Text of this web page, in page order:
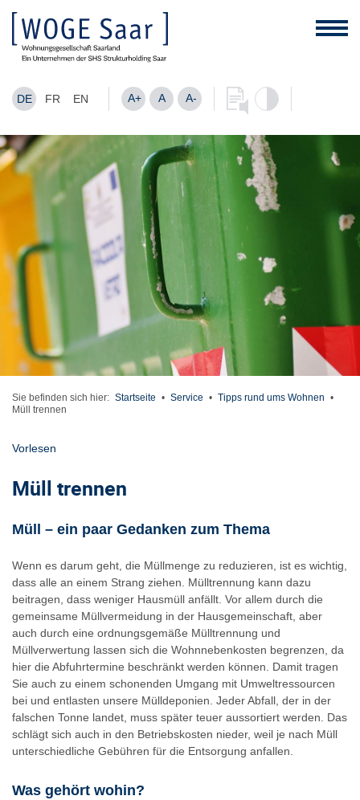
DE FR EN A+ A A-
Sie befinden sich hier: Startseite • Service • Tipps rund ums Wohnen •
Müll trennen
Vorlesen
Müll trennen
Müll – ein paar Gedanken zum Thema
Wenn es darum geht, die Müllmenge zu reduzieren, ist es wichtig,
dass alle an einem Strang ziehen. Mülltrennung kann dazu
beitragen, dass weniger Hausmüll anfällt. Vor allem durch die
gemeinsame Müllvermeidung in der Hausgemeinschaft, aber
auch durch eine ordnungsgemäße Mülltrennung und
Müllverwertung lassen sich die Wohnnebenkosten begrenzen, da
hier die Abfuhrtermine beschränkt werden können. Damit tragen
Sie auch zu einem schonenden Umgang mit Umweltressourcen
bei und entlasten unsere Mülldeponien. Jeder Abfall, der in der
falschen Tonne landet, muss später teuer aussortiert werden. Das
schlägt sich auch in den Betriebskosten nieder, weil je nach Müll
unterschiedliche Gebühren für die Entsorgung anfallen.
Was gehört wohin?